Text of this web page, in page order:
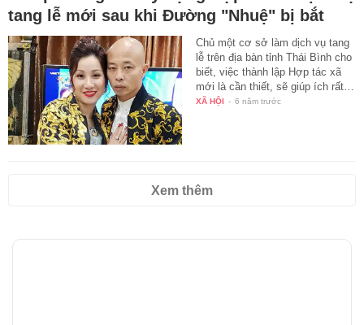
tang lễ mới sau khi Đường "Nhuệ" bị bắt
Chủ một cơ sở làm dịch vụ tang
lễ trên địa bàn tỉnh Thái Bình cho
biết, việc thành lập Hợp tác xã
mới là cần thiết, sẽ giúp ích rất…
XÃ HỘI - 6 năm trước
Xem thêm